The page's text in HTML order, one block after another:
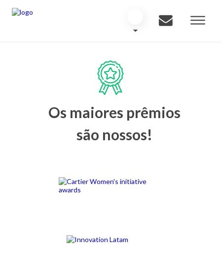
Os maiores prêmios
são nossos!